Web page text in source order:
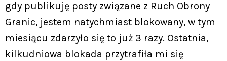
gdy publikuję posty związane z Ruch Obrony
Granic, jestem natychmiast blokowany, w tym
miesiącu zdarzyło się to już 3 razy. Ostatnia,
kilkudniowa blokada przytrafiła mi się